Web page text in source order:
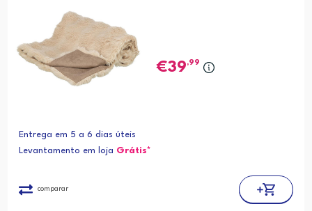
39,99
Entrega em 5 a 6 dias úteis
Levantamento em loja Grátis*
comparar